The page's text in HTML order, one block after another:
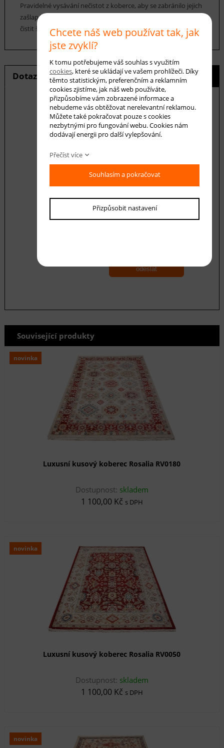
Pravidelné vysávání nečistot z koberce, aby se zabránilo jejich
zašlapání do koberce. Cca jednou za 12-18 měsíců je možné
čistit šamponováním.
Dotaz na produkt Hlídání ceny
E-mail *
Váš dotaz
odeslat
Související produkty
novinka
Luxusní kusový koberec Rosalia RV0180
Dostupnost: skladem
1 100,00 Kč s DPH
novinka
Luxusní kusový koberec Rosalia RV0050
Dostupnost: skladem
1 100,00 Kč s DPH
novinka
Chcete náš web používat tak, jak
jste zvyklí?
K tomu potřebujeme váš souhlas s využitím
cookies, které se ukládají ve vašem prohlížeči. Díky
těmto statistickým, preferenčním a reklamním
cookies zjistíme, jak náš web používáte,
přizpůsobíme vám zobrazené informace a
nebudeme vás obtěžovat nerelevantní reklamou.
Můžete také pokračovat pouze s cookies
nezbytnými pro fungování webu. Cookies nám
dodávají energii pro další vylepšování.
Přečíst více
Souhlasím a pokračovat
Přizpůsobit nastavení